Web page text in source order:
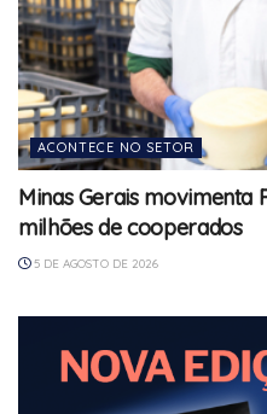
ACONTECE NO SETOR
Minas Gerais movimenta
milhões de cooperados
5 DE AGOSTO DE 2026